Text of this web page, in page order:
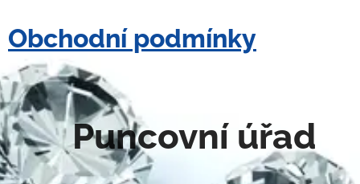
Obchodní podmínky
Puncovní úřad